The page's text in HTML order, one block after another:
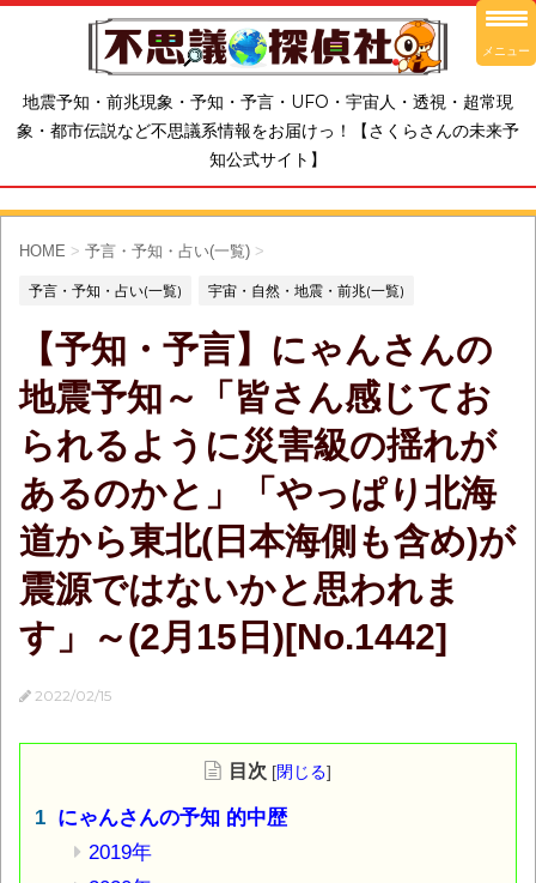
地震予知・前兆現象・予知・予言・UFO・宇宙人・透視・超常現
象・都市伝説など不思議系情報をお届けっ！【さくらさんの未来予
知公式サイト】
HOME > 予言・予知・占い(一覧) >
予言・予知・占い(一覧) 宇宙・自然・地震・前兆(一覧)
【予知・予言】にゃんさんの
地震予知～「皆さん感じてお
られるように災害級の揺れが
あるのかと」「やっぱり北海
道から東北(日本海側も含め)が
震源ではないかと思われま
す」～(2月15日)[No.1442]
2022/02/15
目次 [閉じる]
にゃんさんの予知 的中歴
2019年
メニュー